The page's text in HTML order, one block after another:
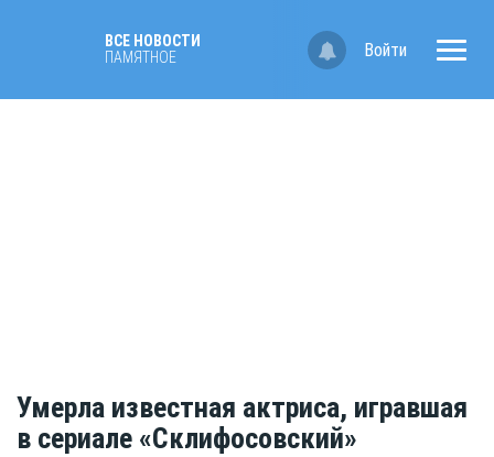
ВСЕ НОВОСТИ
ПАМЯТНОЕ
Войти
Умерла известная актриса, игравшая
в сериале «Склифосовский»